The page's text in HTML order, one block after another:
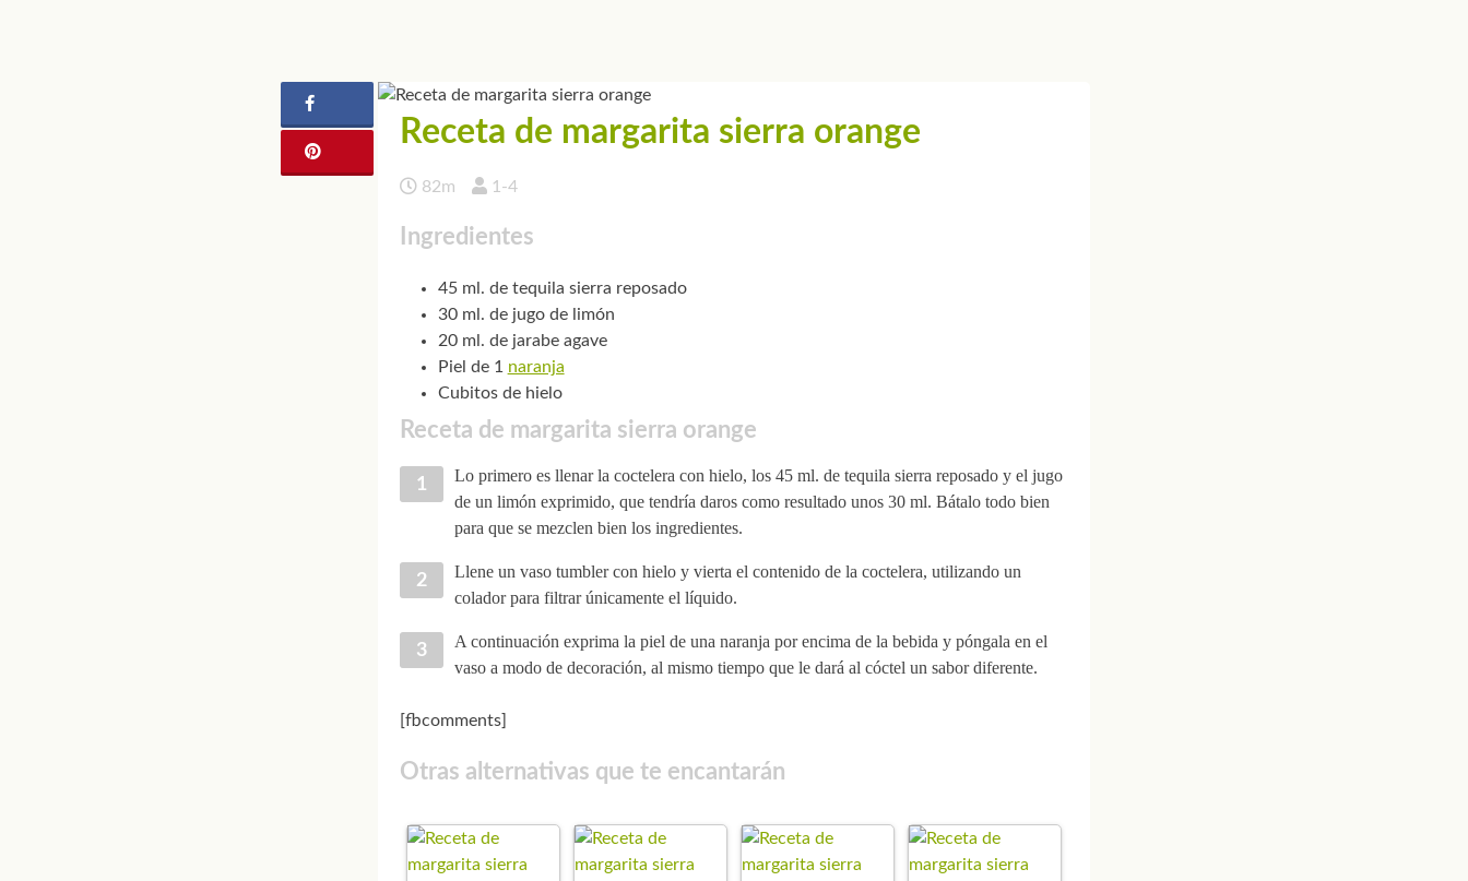
Receta de margarita sierra orange
82m 1-4
Ingredientes
45 ml. de tequila sierra reposado
30 ml. de jugo de limón
20 ml. de jarabe agave
Piel de 1 naranja
Cubitos de hielo
Receta de margarita sierra orange
Lo primero es llenar la coctelera con hielo, los 45 ml. de tequila sierra reposado y el jugo
de un limón exprimido, que tendría daros como resultado unos 30 ml. Bátalo todo bien
para que se mezclen bien los ingredientes.
Llene un vaso tumbler con hielo y vierta el contenido de la coctelera, utilizando un
colador para filtrar únicamente el líquido.
A continuación exprima la piel de una naranja por encima de la bebida y póngala en el
vaso a modo de decoración, al mismo tiempo que le dará al cóctel un sabor diferente.
[fbcomments]
Otras alternativas que te encantarán